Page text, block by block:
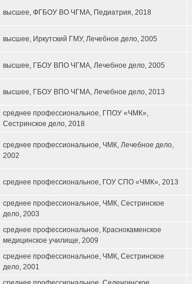
высшее, ФГБОУ ВО ЧГМА, Педиатрия, 2018
высшее, Иркутский ГМУ, Лечебное дело, 2005
высшее, ГБОУ ВПО ЧГМА, Лечебное дело, 2005
высшее, ГБОУ ВПО ЧГМА, Лечебное дело, 2013
среднее профессиональное, ГПОУ «ЧМК»,
Сестринское дело, 2018
среднее профессиональное, ЧМК, Лечебное дело,
2002
среднее профессиональное, ГОУ СПО «ЧМК», 2013
среднее профессиональное, ЧМК, Сестринское
дело, 2003
среднее профессиональное, Краснокаменское
медицинское училище, 2009
среднее профессиональное, ЧМК, Сестринское
дело, 2001